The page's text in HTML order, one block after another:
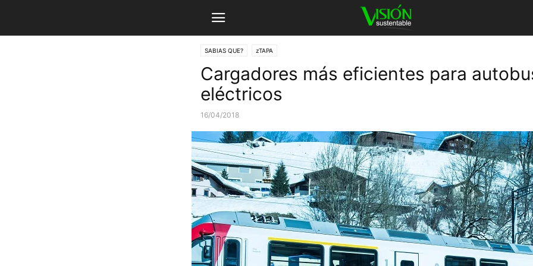
SABIAS QUE? zTAPA
Cargadores más eficientes para
eléctricos
16/04/2018